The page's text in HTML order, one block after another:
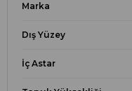
Marka
Dış Yüzey
İç Astar